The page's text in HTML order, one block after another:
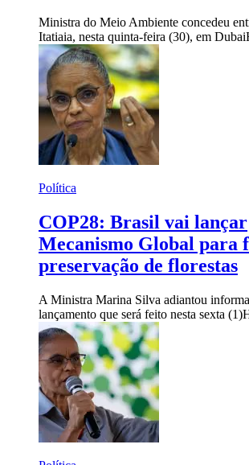
Ministra do Meio Ambiente concedeu
Itatiaia, nesta quinta-feira (30), em Dubai
Política
COP28: Brasil vai lançar
Mecanismo Global para
preservação de florestas
A Ministra Marina Silva adiantou
lançamento que será feito nesta sexta (1)